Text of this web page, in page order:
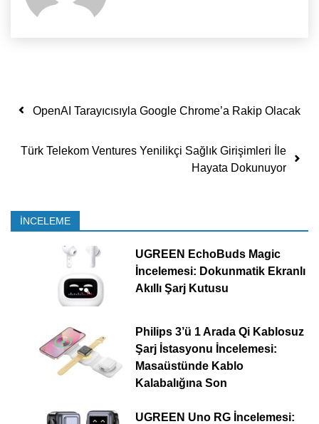
Yazı dolaşımı
OpenAI Tarayıcısıyla Google Chrome’a Rakip Olacak
Türk Telekom Ventures Yenilikçi Sağlık Girişimleri İle
Hayata Dokunuyor
İNCELEME
UGREEN EchoBuds Magic
İncelemesi: Dokunmatik Ekranlı
Akıllı Şarj Kutusu
Philips 3’ü 1 Arada Qi Kablosuz
Şarj İstasyonu İncelemesi:
Masaüstünde Kablo
Kalabalığına Son
UGREEN Uno RG İncelemesi: